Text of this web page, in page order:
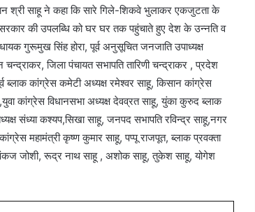
श्री साहू ने कहा कि सारे गिले-शिकवे भुलाकर एकजुटता के
की उपलब्धि को घर घर तक पहुंचाते हुए देश के उन्नति व
गुरूमुख सिंह होरा, पूर्व अनुसूचित जनजाति उपाध्यक्ष
जिला पंचायत सभापति तारिणी चन्द्राकर , प्रदेश
ब्लाक कांग्रेस कमेटी अध्यक्ष रमेश्वर साहू, किसान कांग्रेस
कांग्रेस विधानसभा अध्यक्ष देवव्रत साहू, युंका कुरुद ब्लाक
संध्या कश्यप,सिखा साहू, जनपद सभापति रविन्द्र साहू,नगर
महामंत्री कृष्ण कुमार साहू, पप्पू राजपूत, ब्लाक प्रवक्ता
जोशी, रूद्र नाथ साहू , अशोक साहू, तुकेश साहू, योगेश